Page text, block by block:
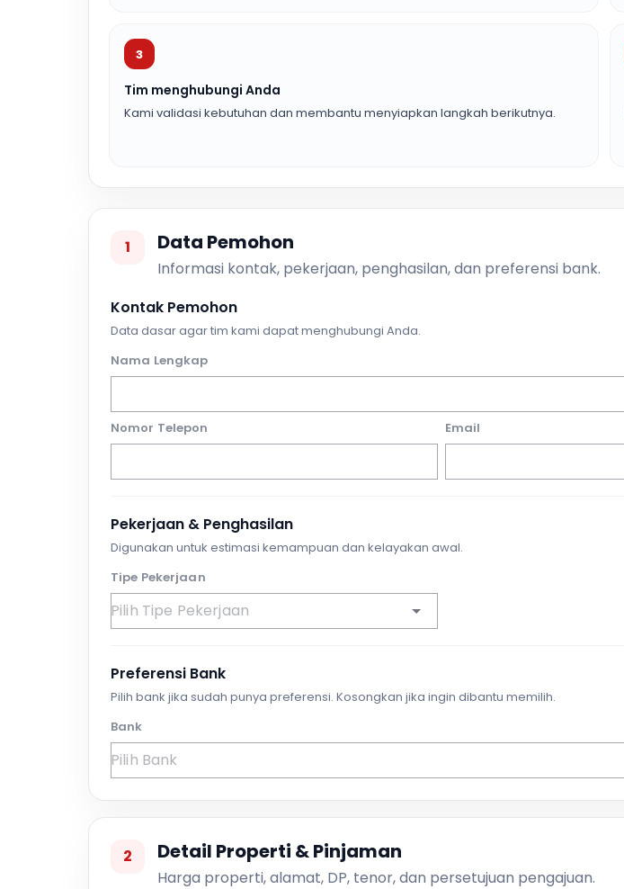
3
Tim menghubungi Anda
Kami validasi kebutuhan dan membantu menyiapkan langkah berikutnya.
1 Data Pemohon
Informasi kontak, pekerjaan, penghasilan, dan preferensi bank.
Kontak Pemohon
Data dasar agar tim kami dapat menghubungi Anda.
Nama Lengkap
Nomor Telepon Email
Pekerjaan & Penghasilan
Digunakan untuk estimasi kemampuan dan kelayakan awal.
Tipe Pekerjaan
Preferensi Bank
Pilih bank jika sudah punya preferensi. Kosongkan jika ingin dibantu memilih.
Bank
2 Detail Properti & Pinjaman
Harga properti, alamat, DP, tenor, dan persetujuan pengajuan.